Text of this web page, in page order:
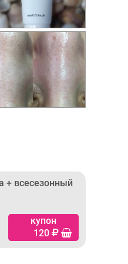
+ всесезонный
купон
120